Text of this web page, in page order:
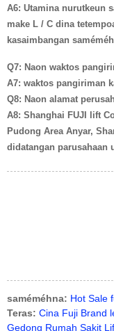
A6: Utamina nurutkeun
make L / C dina
kasaimbangan
Q7: Naon waktos
A7: waktos pangiriman
Q8: Naon alamat
A8: Shanghai FUJI lift
Pudong Area Anyar,
didatangan parusahaan
saméméhna: Hot Sale
Teras: Cina Fuji Brand
Gedong Rumah Sakit